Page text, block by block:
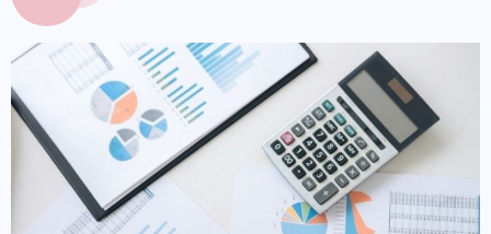
裁判には証拠が必要
投稿者プロフィール
最新の投稿